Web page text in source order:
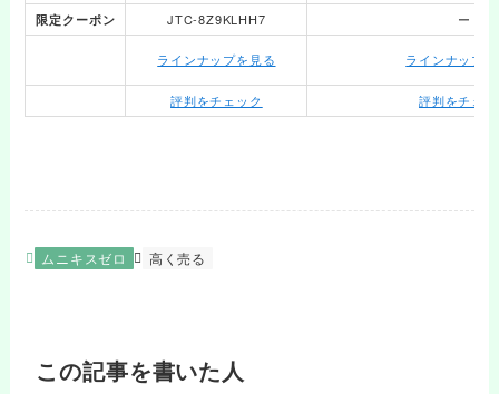
限定クーポン JTC-8Z9KLHH7 ー
ラインナップを見る ラインナップ
評判をチェック 評判をチェ
ムニキスゼロ 高く売る
この記事を書いた人